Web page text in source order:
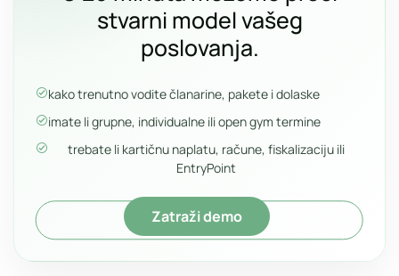
stvarni model vašeg
poslovanja.
kako trenutno vodite članarine, pakete i dolaske
imate li grupne, individualne ili open gym termine
trebate li kartičnu naplatu, račune, fiskalizaciju ili
EntryPoint
Zatraži demo